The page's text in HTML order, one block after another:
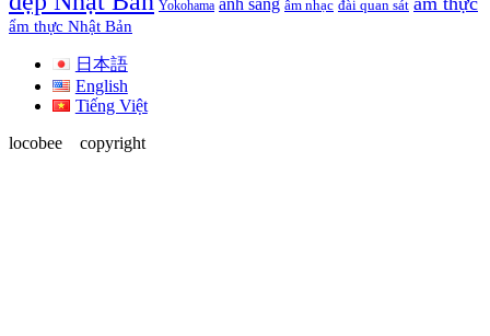
Yokohama ánh sáng âm nhạc đài quan sát
ẩm thực Nhật Bản
日本語
English
Tiếng Việt
locobee copyright